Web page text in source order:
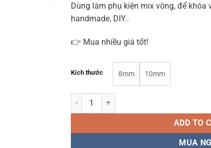
Dùng làm phụ kiện mix vòng, để khóa
handmade, DIY..
👉 Mua nhiều giá tốt!
Kích thước 8mm 10mm
Charm đồng xu tròn tài lộc H466 Hợp kim
ADD TO
MUA